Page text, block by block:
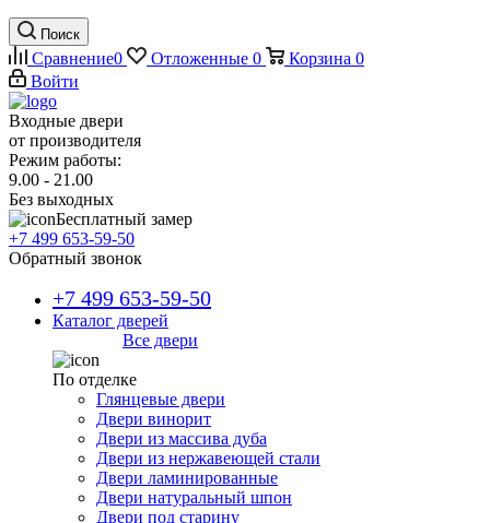
Поиск
Сравнение0 Отложенные 0 Корзина 0
Войти
Входные двери
от производителя
Режим работы:
9.00 - 21.00
Без выходных
Бесплатный замер
+7 499 653-59-50
Обратный звонок
+7 499 653-59-50
Каталог дверей
Все двери
По отделке
Глянцевые двери
Двери винорит
Двери из массива дуба
Двери из нержавеющей стали
Двери ламинированные
Двери натуральный шпон
Двери под старину